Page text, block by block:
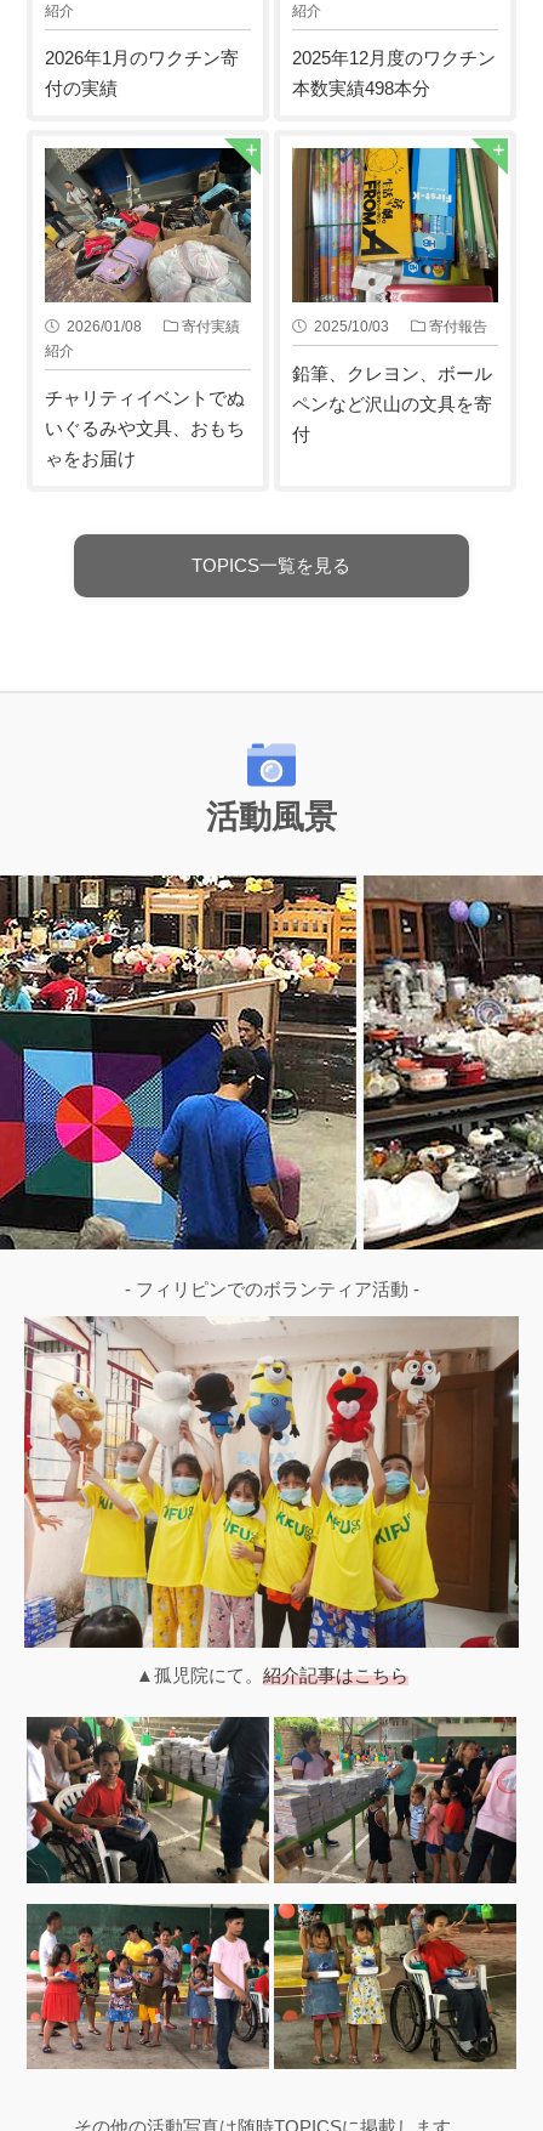
紹介
2026年1月のワクチン寄
付の実績
紹介
2025年12月度のワクチン
本数実績498本分
2026/01/08
寄付実績
紹介
チャリティイベントでぬ
いぐるみや文具、おもち
ゃをお届け
2025/10/03 寄付報告
鉛筆、クレヨン、ボール
ペンなど沢山の文具を寄
付
TOPICS一覧を見る
活動風景
- フィリピンでのボランティア活動 -
▲孤児院にて。 紹介記事はこちら